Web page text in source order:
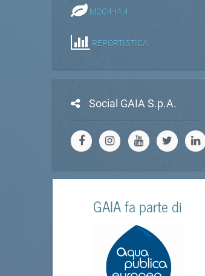
M2C4-I4.4
REPORTISTICA
Social GAIA S.p.A.
GAIA fa parte di